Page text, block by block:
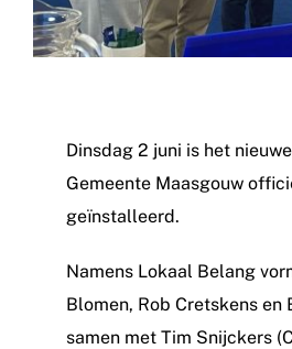
Dinsdag 2 juni is het
Gemeente Maasgouw
geïnstalleerd.
Namens Lokaal Belang
Blomen, Rob Cretskens en
samen met Tim Snijckers